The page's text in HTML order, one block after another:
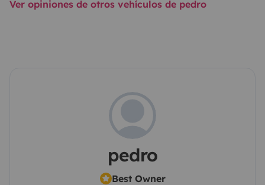
Ver opiniones de otros vehículos de pedro
pedro
Best Owner